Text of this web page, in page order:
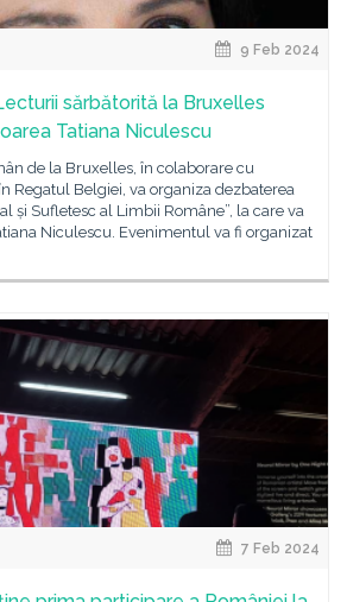
9 Feb 2024
sărbătorită la Bruxelles
Tatiana Niculescu
de la Bruxelles, în colaborare cu
Regatul Belgiei, va organiza dezbaterea
și Sufletesc al Limbii Române”, la care va
Niculescu. Evenimentul va fi organizat
7 Feb 2024